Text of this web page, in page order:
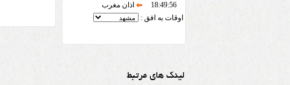
18:49:56
اذان مغرب
اوقات به افق :
لینک های مرتبط